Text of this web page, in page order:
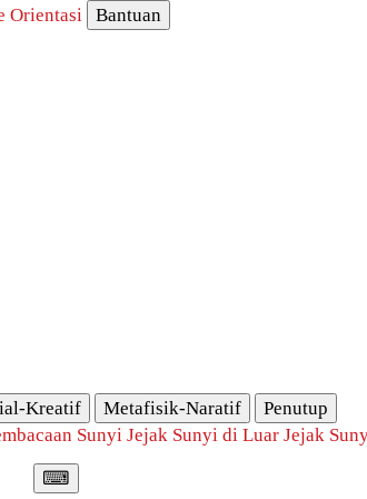
Orientasi
Bantuan
Kreatif Metafisik-Naratif
Penutup
Sunyi Jejak Sunyi di Luar Jejak
⌨︎